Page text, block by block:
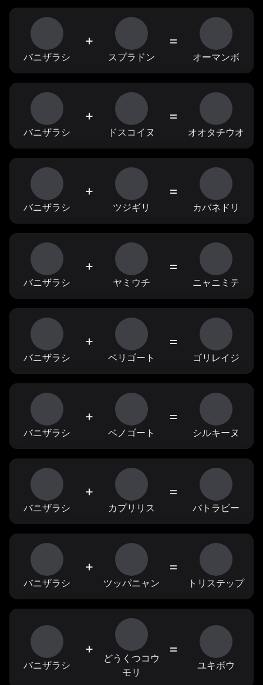
バニザラシ
+
スプラドン
=
オーマンボ
バニザラシ
+
ドスコイヌ
=
オオタチウオ
バニザラシ
+
ツジギリ
=
カバネドリ
バニザラシ
+
ヤミウチ
=
ニャニミテ
バニザラシ
+
ベリゴート
=
ゴリレイジ
バニザラシ
+
ベノゴート
=
シルキーヌ
バニザラシ
+
カプリリス
=
バトラビー
バニザラシ
+
ツッパニャン
=
トリステップ
バニザラシ
+
どうくつコウ
モリ
=
ユキボウ